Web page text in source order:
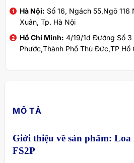
Hà Nội: Số 16, Ngách 55,Ngõ 116
Xuân, Tp. Hà Nội
Hồ Chí Minh: 4/19/1d Đường Số 3
Phước,Thành Phố Thủ Đức,TP Hồ
MÔ TẢ
Giới thiệu về sản phẩm: Loa
FS2P